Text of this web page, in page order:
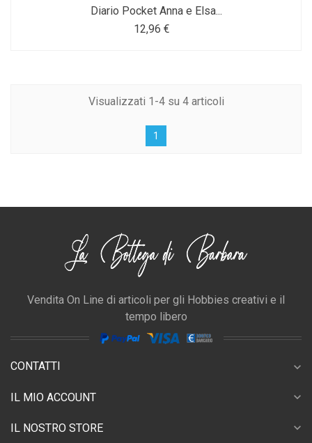
Diario Pocket Anna e Elsa...
12,96 €
Visualizzati 1-4 su 4 articoli
1
Vendita On Line di articoli per gli Hobbies creativi e il
tempo libero
CONTATTI expand_more
IL MIO ACCOUNT expand_more
IL NOSTRO STORE expand_more